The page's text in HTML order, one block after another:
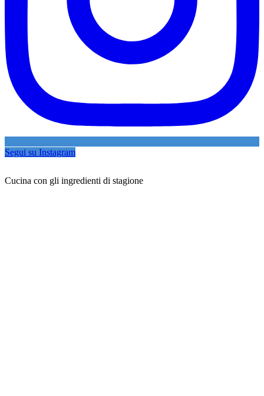
Segui su Instagram
Cucina con gli ingredienti di stagione